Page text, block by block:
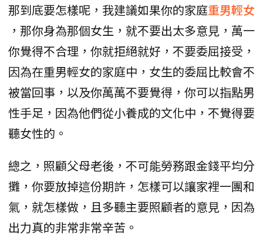
那到底要怎樣呢，我建議如果你的家庭重男輕女
，那你身為那個女生，就不要出太多意見，萬一
你覺得不合理，你就拒絕就好，不要委屈接受，
因為在重男輕女的家庭中，女生的委屈比較會不
被當回事，以及你萬萬不要覺得，你可以指點男
性手足，因為他們從小養成的文化中，不覺得要
聽女性的。
總之，照顧父母老後，不可能勞務跟金錢平均分
攤，你要放掉這份期許，怎樣可以讓家裡一團和
氣，就怎樣做，且多聽主要照顧者的意見，因為
出力真的非常非常辛苦。